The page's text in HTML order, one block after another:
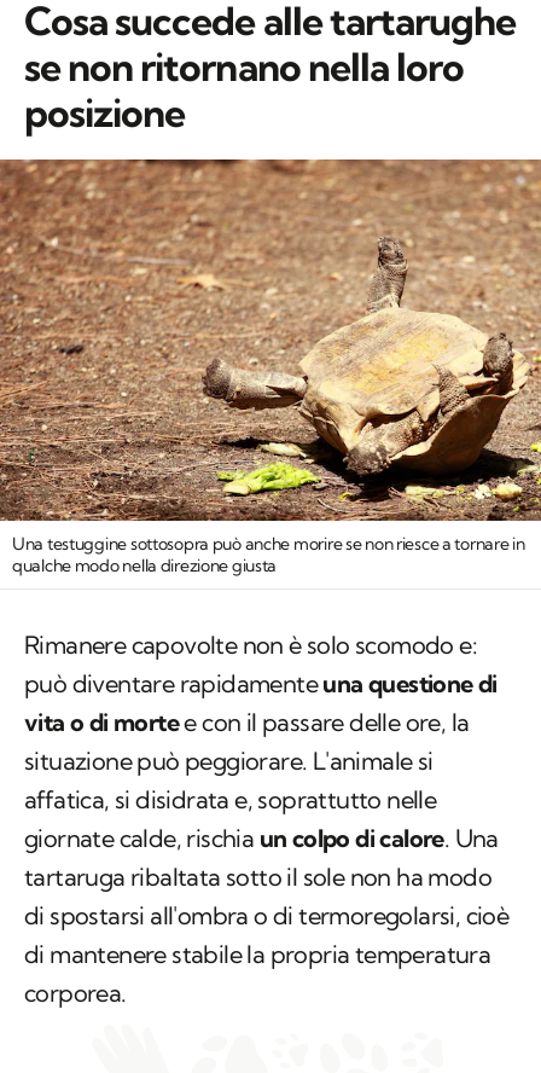
Cosa succede alle tartarughe
se non ritornano nella loro
posizione
Una testuggine sottosopra può anche morire se non riesce a tornare in
qualche modo nella direzione giusta
Rimanere capovolte non è solo scomodo e:
può diventare rapidamenteuna questione di
vita o di mortee con il passare delle ore, la
situazione può peggiorare. L'animale si
affatica, si disidrata e, soprattutto nelle
giornate calde, rischia un colpo di calore. Una
tartaruga ribaltata sotto il sole non ha modo
di spostarsi all'ombra o di termoregolarsi, cioè
di mantenere stabile la propria temperatura
corporea.